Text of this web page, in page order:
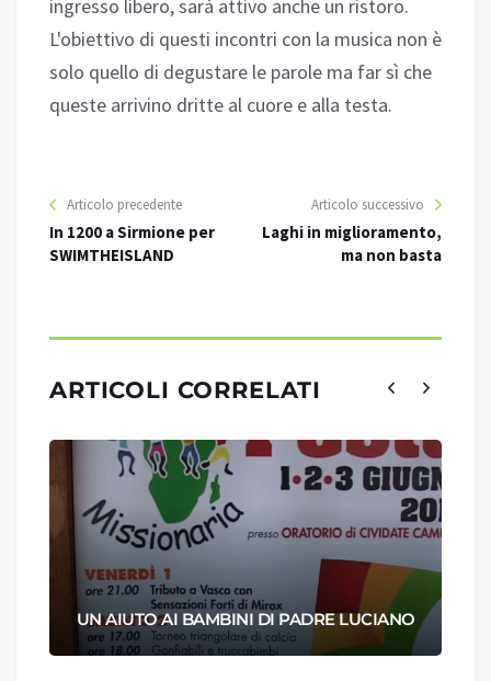
ingresso libero, sarà attivo anche un ristoro.
L'obiettivo di questi incontri con la musica non è
solo quello di degustare le parole ma far sì che
queste arrivino dritte al cuore e alla testa.
Articolo precedente
In 1200 a Sirmione per
SWIMTHEISLAND
Articolo successivo
Laghi in miglioramento,
ma non basta
ARTICOLI CORRELATI
UN AIUTO AI BAMBINI DI PADRE LUCIANO